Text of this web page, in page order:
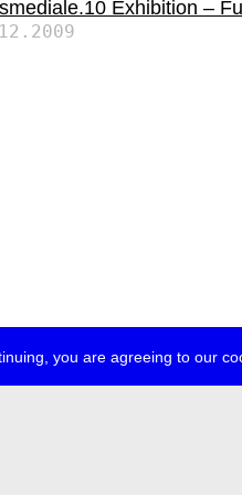
you are agreeing to our
Exhibition –